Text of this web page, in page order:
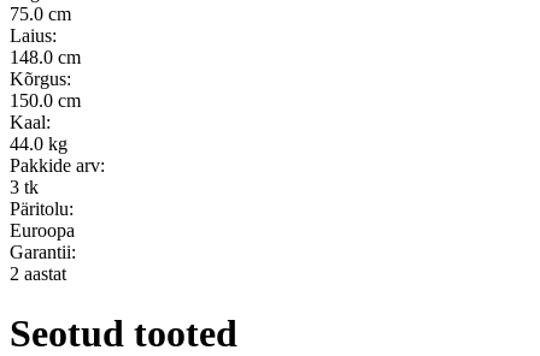
75.0 cm
Laius:
148.0 cm
Kõrgus:
150.0 cm
Kaal:
44.0 kg
Pakkide arv:
3 tk
Päritolu:
Euroopa
Garantii:
2 aastat
Seotud tooted